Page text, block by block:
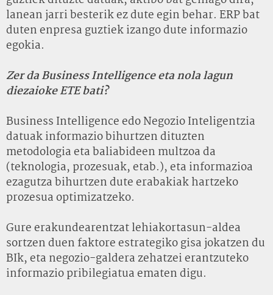
lanean jarri besterik ez dute egin behar. ERP bat
duten enpresa guztiek izango dute informazio
egokia.
Zer da Business Intelligence eta nola lagun
diezaioke ETE bati?
Business Intelligence edo Negozio Inteligentzia
datuak informazio bihurtzen dituzten
metodologia eta baliabideen multzoa da
(teknologia, prozesuak, etab.), eta informazioa
ezagutza bihurtzen dute erabakiak hartzeko
prozesua optimizatzeko.
Gure erakundearentzat lehiakortasun-aldea
sortzen duen faktore estrategiko gisa jokatzen du
BIk, eta negozio-galdera zehatzei erantzuteko
informazio pribilegiatua ematen digu.